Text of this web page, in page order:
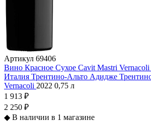
Артикул 69406
Вино Красное Сухое Cavit Mastri
Италия Трентино-Альто Адидже
Vernacoli 2022 0,75 л
1 913 ₽
2 250 ₽
◆ В наличии в 1 магазине